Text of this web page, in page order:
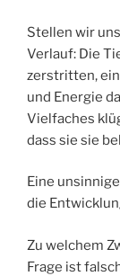
Stellen wir
Verlauf: Die
zerstritten,
und Energie
Vielfaches
dass sie sie
Eine
die
Zu welchem
Frage ist